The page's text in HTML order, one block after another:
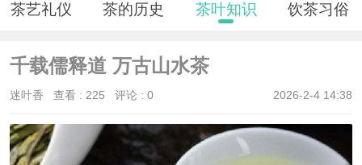
茶艺礼仪 茶的历史 茶叶知识 饮茶习俗
千载儒释道 万古山水茶
2026-2-4 14:38
迷叶香 查看 : 225 评论 : 0